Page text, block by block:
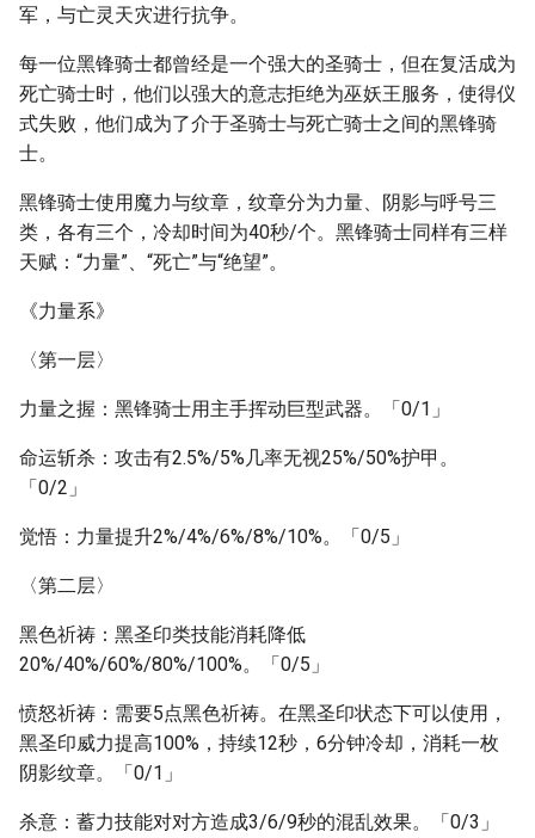
军，与亡灵天灾进行抗争。
每一位黑锋骑士都曾经是一个强大的圣骑士，但在复活成为
死亡骑士时，他们以强大的意志拒绝为巫妖王服务，使得仪
式失败，他们成为了介于圣骑士与死亡骑士之间的黑锋骑
士。
黑锋骑士使用魔力与纹章，纹章分为力量、阴影与呼号三
类，各有三个，冷却时间为40秒/个。黑锋骑士同样有三样
天赋：“力量”、“死亡”与“绝望”。
《力量系》
〈第一层〉
力量之握：黑锋骑士用主手挥动巨型武器。「0/1」
命运斩杀：攻击有2.5%/5%几率无视25%/50%护甲。
「0/2」
觉悟：力量提升2%/4%/6%/8%/10%。「0/5」
〈第二层〉
黑色祈祷：黑圣印类技能消耗降低
20%/40%/60%/80%/100%。「0/5」
愤怒祈祷：需要5点黑色祈祷。在黑圣印状态下可以使用，
黑圣印威力提高100%，持续12秒，6分钟冷却，消耗一枚
阴影纹章。「0/1」
杀意：蓄力技能对对方造成3/6/9秒的混乱效果。「0/3」